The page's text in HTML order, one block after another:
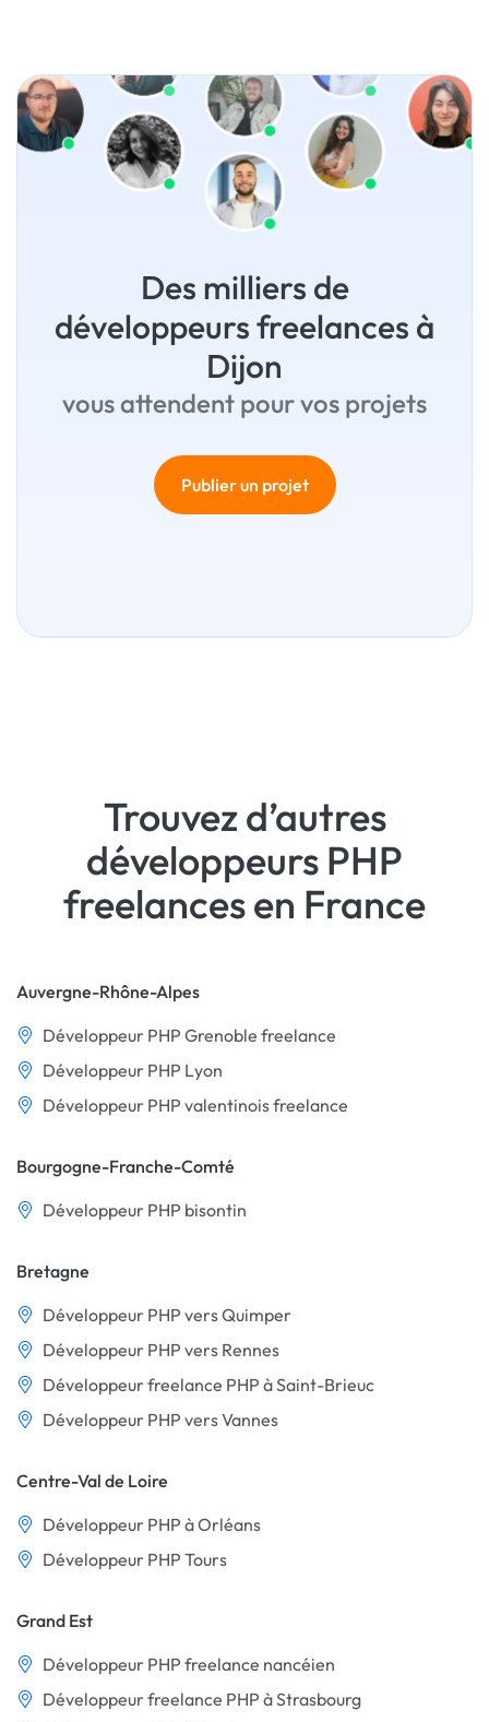
Des milliers de
développeurs freelances à
Dijon
vous attendent pour vos projets
Publier un projet
Trouvez d’autres
développeurs PHP
freelances en France
Auvergne-Rhône-Alpes
Développeur PHP Grenoble freelance
Développeur PHP Lyon
Développeur PHP valentinois freelance
Bourgogne-Franche-Comté
Développeur PHP bisontin
Bretagne
Développeur PHP vers Quimper
Développeur PHP vers Rennes
Développeur freelance PHP à Saint-Brieuc
Développeur PHP vers Vannes
Centre-Val de Loire
Développeur PHP à Orléans
Développeur PHP Tours
Grand Est
Développeur PHP freelance nancéien
Développeur freelance PHP à Strasbourg